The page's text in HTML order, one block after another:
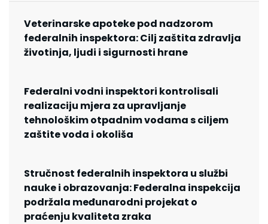
Veterinarske apoteke pod nadzorom
federalnih inspektora: Cilj zaštita zdravlja
životinja, ljudi i sigurnosti hrane
Federalni vodni inspektori kontrolisali
realizaciju mjera za upravljanje
tehnološkim otpadnim vodama s ciljem
zaštite voda i okoliša
Stručnost federalnih inspektora u službi
nauke i obrazovanja: Federalna inspekcija
podržala međunarodni projekat o
praćenju kvaliteta zraka